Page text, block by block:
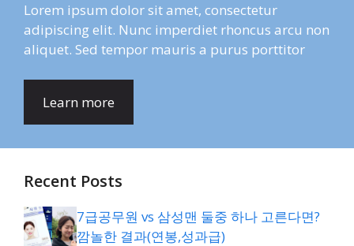
Lorem ipsum dolor sit amet, consectetur
adipiscing elit. Nunc imperdiet rhoncus arcu non
aliquet. Sed tempor mauris a purus porttitor
Learn more
Recent Posts
7급공무원 vs 삼성맨 둘중 하나 고른다면?
깜놀한 결과(연봉,성과급)